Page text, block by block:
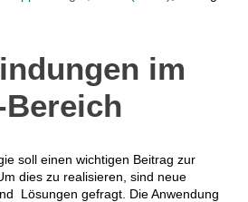
im
soll einen wichtigen Beitrag zur
dies zu realisieren, sind neue
Lösungen gefragt. Die Anwendung